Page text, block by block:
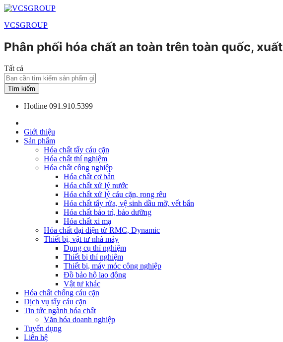
VCSGROUP
Phân phối hóa chất an toàn trên toàn quốc,
Tất cả
Tìm kiếm
Hotline 091.910.5399
Giới thiệu
Sản phẩm
Hóa chất tẩy cáu cặn
Hóa chất thí nghiệm
Hóa chất công nghiệp
Hóa chất cơ bản
Hóa chất xử lý nước
Hóa chất xử lý cáu cặn, rong rêu
Hóa chất tẩy rửa, vệ sinh dầu mỡ, vết bẩn
Hóa chất bảo trì, bảo dưỡng
Hóa chất xi mạ
Hóa chất đại diện từ RMC, Dynamic
Thiết bị, vật tư nhà máy
Dụng cụ thí nghiệm
Thiết bị thí nghiệm
Thiết bị, máy móc công nghiệp
Đồ bảo hộ lao động
Vật tư khác
Hóa chất chống cáu cặn
Dịch vụ tẩy cáu cặn
Tin tức ngành hóa chất
Văn hóa doanh nghiệp
Tuyển dụng
Liên hệ